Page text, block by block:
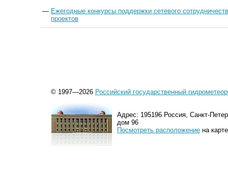
— Ежегодные конкурсы поддержки сетевого
проектов
© 1997—2026 Российский государственный
Адрес: 195196 Россия, Санкт-
дом 96
Посмотреть расположение на